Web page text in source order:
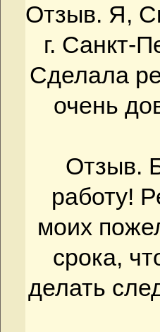
Отзыв. Я,
г. Санкт-
Сделала
очень
Отзыв.
работу!
моих
срока,
делать